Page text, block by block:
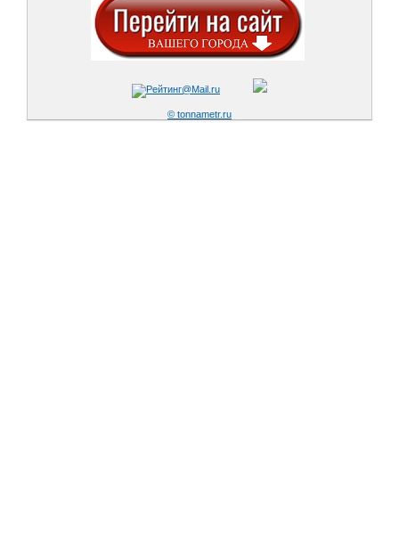
© tonnametr.ru